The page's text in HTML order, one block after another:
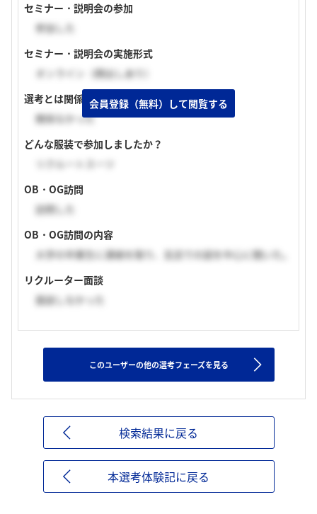
セミナー・説明会の参加
参加した
セミナー・説明会の実施形式
オンライン（顔出しあり）
選考とは関係あるものでしたか？
関係なかった
どんな服装で参加しましたか？
リクルートスーツ
OB・OG訪問
訪問した
OB・OG訪問の内容
大学の卒業生に連絡を取り、支店での話を中心に聞いた。
リクルーター面談
面談しなかった
会員登録（無料）して閲覧する
このユーザーの他の選考フェーズを見る
検索結果に戻る
本選考体験記に戻る